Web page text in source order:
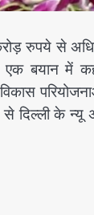
रुपये से
एक बयान में
से दिल्ली के न्यू